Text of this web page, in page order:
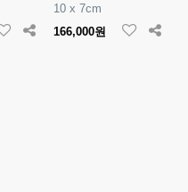
10 x 7cm
166,000원